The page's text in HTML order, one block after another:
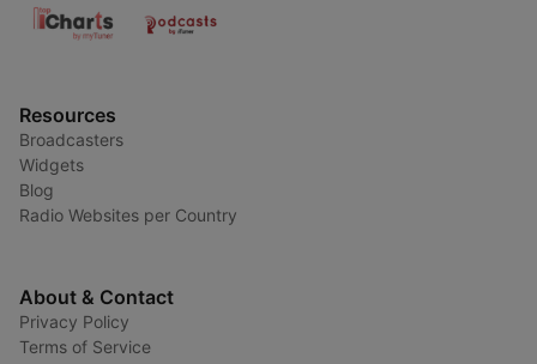
Resources
Broadcasters
Widgets
Blog
Radio Websites per Country
About & Contact
Privacy Policy
Terms of Service